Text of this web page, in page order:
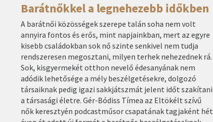
Barátnőkkel a legnehezebb időkben
A barátnői közösségek szerepe talán soha nem volt
annyira fontos és erős, mint napjainkban, mert az egyre
kisebb családokban sok nő szinte senkivel nem tudja
rendszeresen megosztani, milyen terhek nehezednek rá.
Sok, kisgyermekét otthon nevelő édesanyának nem
adódik lehetősége a mély beszélgetésekre, dolgozó
társaiknak pedig igazi sakkjátszmát jelent időt szakítani
a társasági életre. Gér-Bódiss Tímea az Eltökélt szívű
nők keresztyén podcastműsor csapatának tagjaként hét